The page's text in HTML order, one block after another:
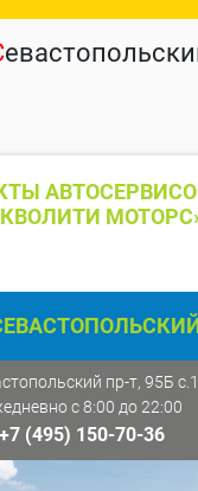
пр-т, 95Б с.1
с 8:00 до 22:00
+7 (495) 150-70-36